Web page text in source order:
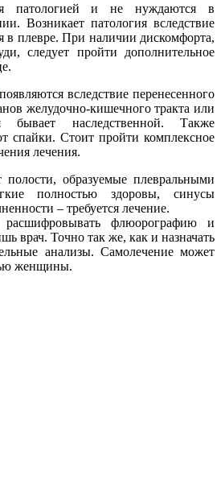
патологией и не нуждаются в
Возникает патология вследствие
в плевре. При наличии дискомфорта,
следует пройти дополнительное
появляются вследствие перенесенного
желудочно-кишечного тракта или
бывает наследственной. Также
спайки. Стоит пройти комплексное
лечения.
образуемые плевральными
полностью здоровы, синусы
– требуется лечение.
флюорографию и
врач. Точно так же, как и назначать
анализы. Самолечение может
женщины.